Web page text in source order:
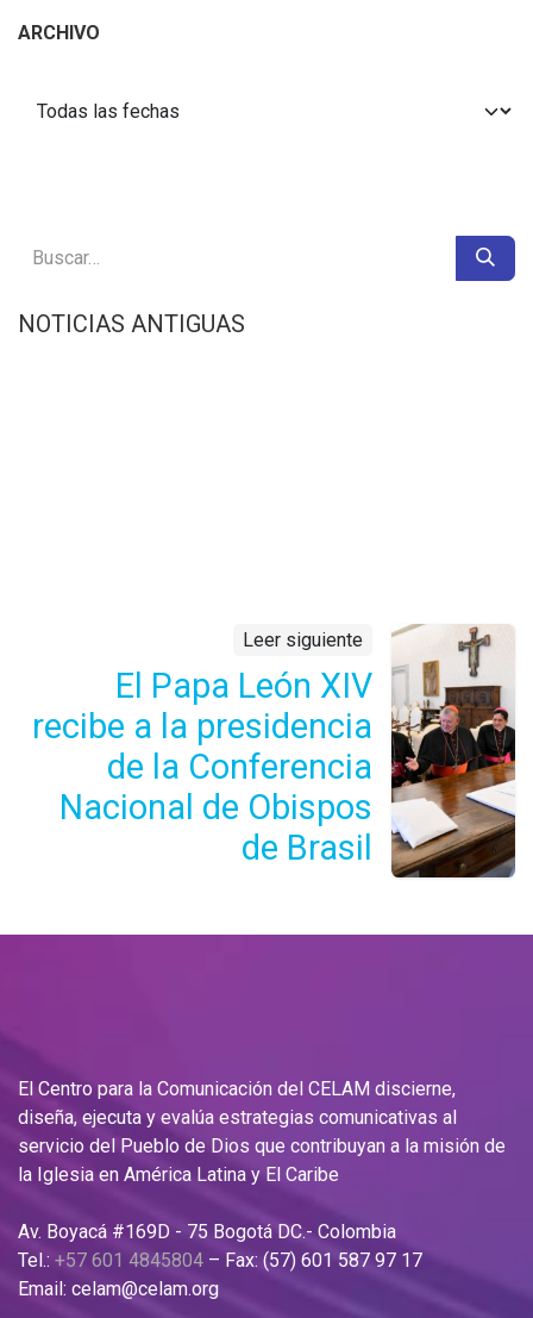
ARCHIVO
NOTICIAS ANTIGUAS
Leer siguiente
El Papa León XIV
recibe a la presidencia
de la Conferencia
Nacional de Obispos
de Brasil
El Centro para la Comunicación del CELAM discierne,
diseña, ejecuta y evalúa estrategias comunicativas al
servicio del Pueblo de Dios que contribuyan a la misión de
la Iglesia en América Latina y El Caribe
Av. Boyacá #169D - 75 Bogotá DC.- Colombia
Tel.: +57 601 4845804 – Fax: (57) 601 587 97 17
Email: celam@celam.org